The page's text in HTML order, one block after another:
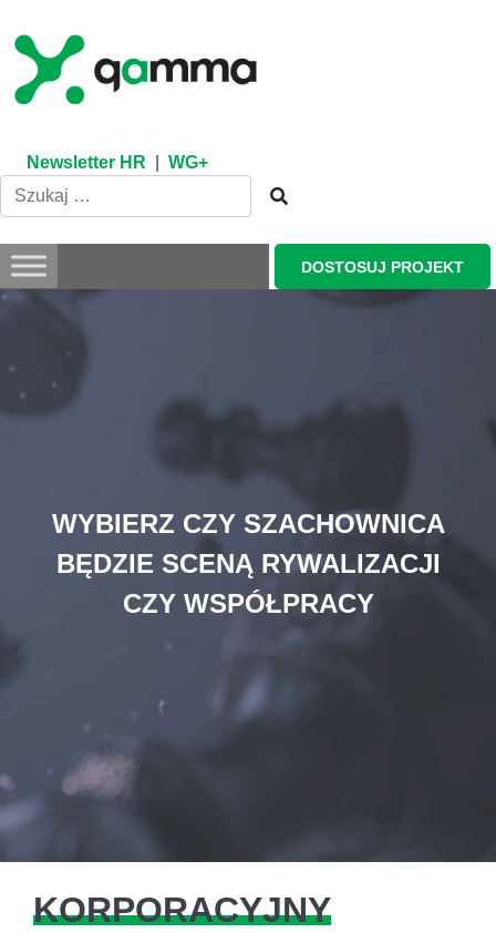
content
Newsletter HR WG+
DOSTOSUJ PROJEKT
WYBIERZ CZY SZACHOWNICA
BĘDZIE SCENĄ RYWALIZACJI
CZY WSPÓŁPRACY
KORPORACYJNY